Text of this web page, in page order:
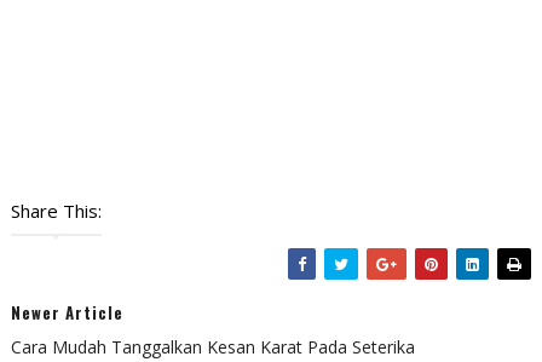
Share This:
Newer Article
Cara Mudah Tanggalkan Kesan Karat Pada Seterika